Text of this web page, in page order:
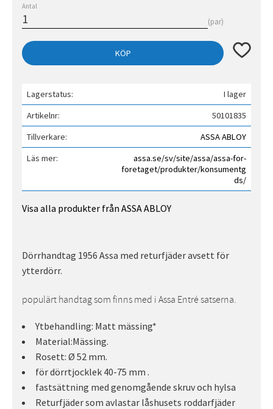
Antal
par
KÖP Lägg till
Lagerstatus
I lager
Artikelnr
50101835
Tillverkare
ASSA ABLOY
Läs mer
assa.se/sv/site/assa/assa-for-
foretaget/produkter/konsumentg
ds/
Visa alla produkter från ASSA ABLOY
Dörrhandtag 1956 Assa med returfjäder avsett för
ytterdörr.
populärt handtag som finns med i Assa Entré satserna.
Ytbehandling: Matt mässing*
Material:Mässing.
Rosett: Ø 52 mm.
för dörrtjocklek 40-75 mm .
fastsättning med genomgående skruv och hylsa
Returfjäder som avlastar låshusets roddarfjäder